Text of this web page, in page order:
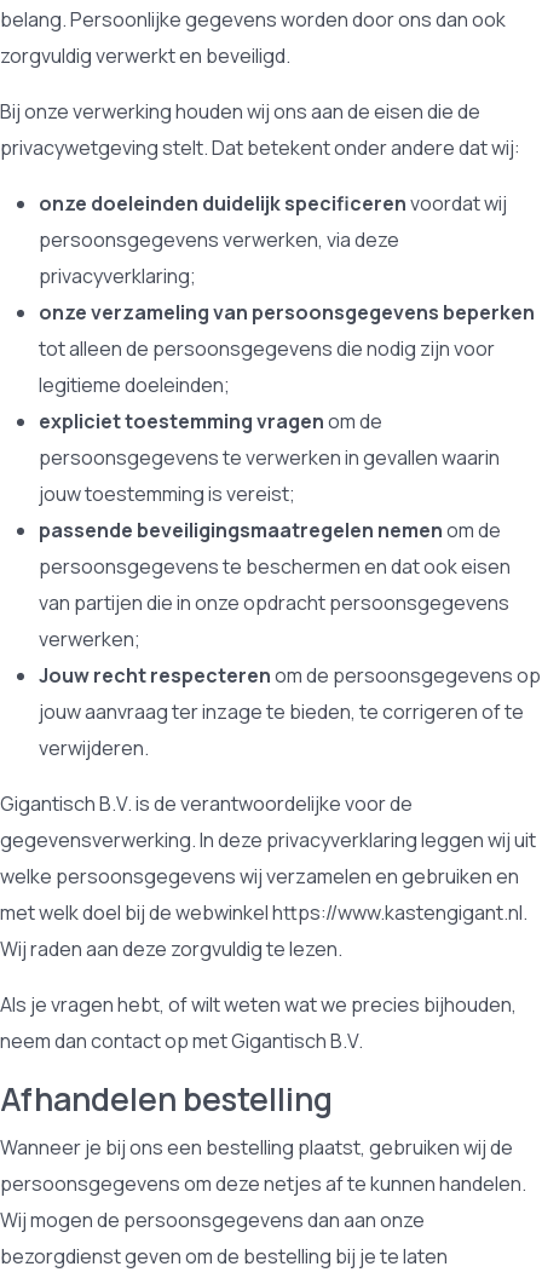
belang. Persoonlijke gegevens worden door ons dan ook
zorgvuldig verwerkt en beveiligd.
Bij onze verwerking houden wij ons aan de eisen die de
privacywetgeving stelt. Dat betekent onder andere dat wij:
onze doeleinden duidelijk specificerenvoordat wij
persoonsgegevens verwerken, via deze
privacyverklaring;
onze verzameling van persoonsgegevens beperken
tot alleen de persoonsgegevens die nodig zijn voor
legitieme doeleinden;
expliciet toestemming vragenom de
persoonsgegevens te verwerken in gevallen waarin
jouw toestemming is vereist;
passende beveiligingsmaatregelen nemenom de
persoonsgegevens te beschermen en dat ook eisen
van partijen die in onze opdracht persoonsgegevens
verwerken;
Jouw recht respecterenom de persoonsgegevens op
jouw aanvraag ter inzage te bieden, te corrigeren of te
verwijderen.
Gigantisch B.V. is de verantwoordelijke voor de
gegevensverwerking. In deze privacyverklaring leggen wij uit
welke persoonsgegevens wij verzamelen en gebruiken en
met welk doel bij de webwinkel https://www.kastengigant.nl.
Wij raden aan deze zorgvuldig te lezen.
Als je vragen hebt, of wilt weten wat we precies bijhouden,
neem dan contact op met Gigantisch B.V.
Afhandelen bestelling
Wanneer je bij ons een bestelling plaatst, gebruiken wij de
persoonsgegevens om deze netjes af te kunnen handelen.
Wij mogen de persoonsgegevens dan aan onze
bezorgdienst geven om de bestelling bij je te laten